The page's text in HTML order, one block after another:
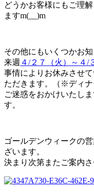
どうかお客様にもご理
ますm(__)m
その他にもいくつかお知
来週 ４/２７（火）～４/
事情によりお休みさせて
ただきます。（※ディナ
ご迷惑をおかけいたし
す。
ゴールデンウィークの
ざいます。
決まり次第またご案内さ